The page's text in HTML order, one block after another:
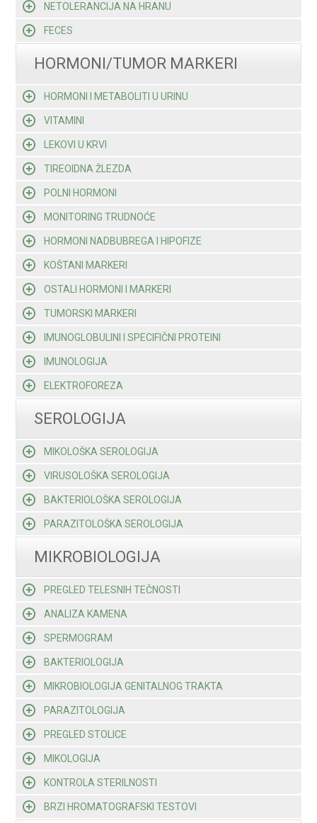
NETOLERANCIJA NA HRANU
FECES
HORMONI/TUMOR MARKERI
HORMONI I METABOLITI U URINU
VITAMINI
LEKOVI U KRVI
TIREOIDNA ŽLEZDA
POLNI HORMONI
MONITORING TRUDNOĆE
HORMONI NADBUBREGA I HIPOFIZE
KOŠTANI MARKERI
OSTALI HORMONI I MARKERI
TUMORSKI MARKERI
IMUNOGLOBULINI I SPECIFIČNI PROTEINI
IMUNOLOGIJA
ELEKTROFOREZA
SEROLOGIJA
MIKOLOŠKA SEROLOGIJA
VIRUSOLOŠKA SEROLOGIJA
BAKTERIOLOŠKA SEROLOGIJA
PARAZITOLOŠKA SEROLOGIJA
MIKROBIOLOGIJA
PREGLED TELESNIH TEČNOSTI
ANALIZA KAMENA
SPERMOGRAM
BAKTERIOLOGIJA
MIKROBIOLOGIJA GENITALNOG TRAKTA
PARAZITOLOGIJA
PREGLED STOLICE
MIKOLOGIJA
KONTROLA STERILNOSTI
BRZI HROMATOGRAFSKI TESTOVI